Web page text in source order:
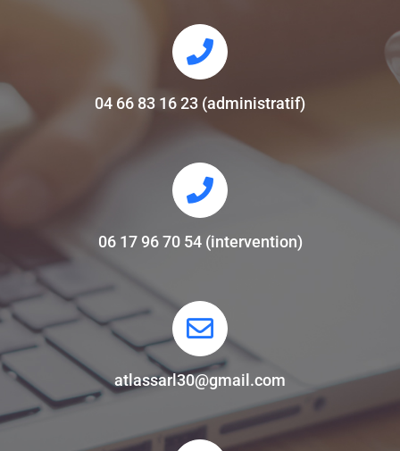
04 66 83 16 23 (administratif)
06 17 96 70 54 (intervention)
atlassarl30@gmail.com